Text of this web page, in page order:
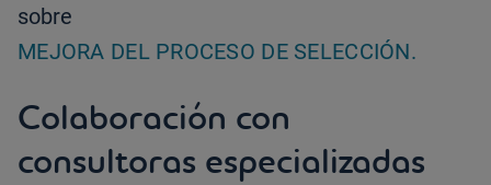
sobre
MEJORA DEL PROCESO DE SELECCIÓN.
Colaboración con
consultoras especializadas